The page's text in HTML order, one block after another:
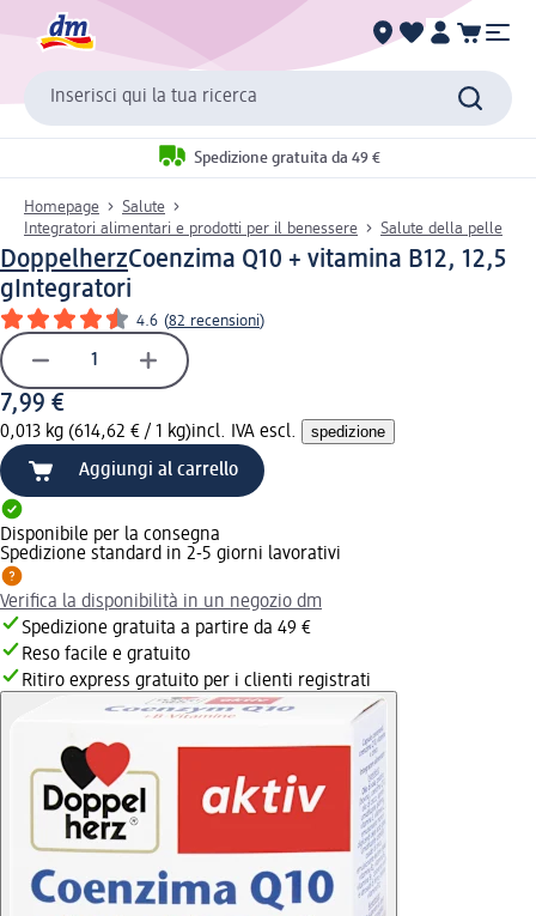
Inserisci qui la tua ricerca
Spedizione gratuita da 49 €
Homepage
Salute
Integratori alimentari e prodotti per il benessere
Salute della pelle
DoppelherzCoenzima Q10 + vitamina B12, 12,5
g Integratori
4.6 (82 recensioni)
7,99 €
0,013 kg (614,62 € / 1 kg)incl. IVA escl. spedizione
Aggiungi al carrello
Disponibile per la consegna
Spedizione standard in 2-5 giorni lavorativi
Verifica la disponibilità in un negozio dm
Spedizione gratuita a partire da 49 €
Reso facile e gratuito
Ritiro express gratuito per i clienti registrati